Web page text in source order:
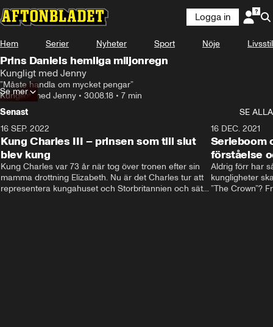
Logga in
Hem Serier Nyheter Sport Nöje Livsstil
Prins Daniels hemliga miljonregn
Kungligt med Jenny
”Måste handla om mycket pengar”
Kungligt med Jenny • 30.08.18 • 7 min
Se mer
Senast
SE ALLA
16 SEP. 2022
Kung Charles III – prinsen som till slut
blev kung
Kung Charles var 73 år när tog över tronen efter sin
mamma drottning Elizabeth. Nu är det Charles tur att
representera kungahuset och Storbritannien och sätta
16 DEC. 2021
Serieboom
förståelse
Aldrig förr har
kungligheter
”The Crown”?